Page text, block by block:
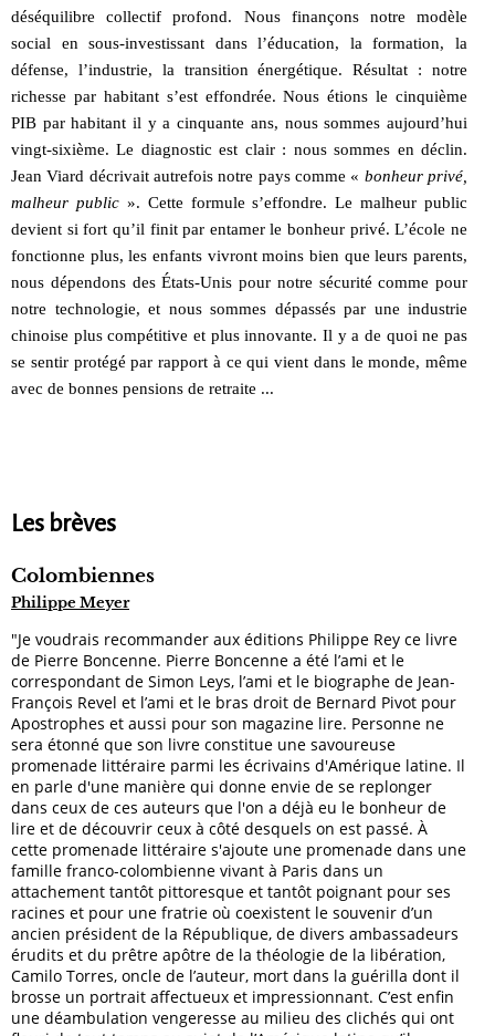
déséquilibre collectif profond. Nous finançons notre modèle
social en sous-investissant dans l’éducation, la formation, la
défense, l’industrie, la transition énergétique. Résultat : notre
richesse par habitant s’est effondrée. Nous étions le cinquième
PIB par habitant il y a cinquante ans, nous sommes aujourd’hui
vingt-sixième. Le diagnostic est clair : nous sommes en déclin.
Jean Viard décrivait autrefois notre pays comme « bonheur privé,
malheur public». Cette formule s’effondre. Le malheur public
devient si fort qu’il finit par entamer le bonheur privé. L’école ne
fonctionne plus, les enfants vivront moins bien que leurs parents,
nous dépendons des États-Unis pour notre sécurité comme pour
notre technologie, et nous sommes dépassés par une industrie
chinoise plus compétitive et plus innovante. Il y a de quoi ne pas
se sentir protégé par rapport à ce qui vient dans le monde, même
avec de bonnes pensions de retraite ...
Les brèves
Colombiennes
Philippe Meyer
"Je voudrais recommander aux éditions Philippe Rey ce livre
de Pierre Boncenne. Pierre Boncenne a été l’ami et le
correspondant de Simon Leys, l’ami et le biographe de Jean-
François Revel et l’ami et le bras droit de Bernard Pivot pour
Apostrophes et aussi pour son magazine lire. Personne ne
sera étonné que son livre constitue une savoureuse
promenade littéraire parmi les écrivains d'Amérique latine. Il
en parle d'une manière qui donne envie de se replonger
dans ceux de ces auteurs que l'on a déjà eu le bonheur de
lire et de découvrir ceux à côté desquels on est passé. À
cette promenade littéraire s'ajoute une promenade dans une
famille franco-colombienne vivant à Paris dans un
attachement tantôt pittoresque et tantôt poignant pour ses
racines et pour une fratrie où coexistent le souvenir d’un
ancien président de la République, de divers ambassadeurs
érudits et du prêtre apôtre de la théologie de la libération,
Camilo Torres, oncle de l’auteur, mort dans la guérilla dont il
brosse un portrait affectueux et impressionnant. C’est enfin
une déambulation vengeresse au milieu des clichés qui ont